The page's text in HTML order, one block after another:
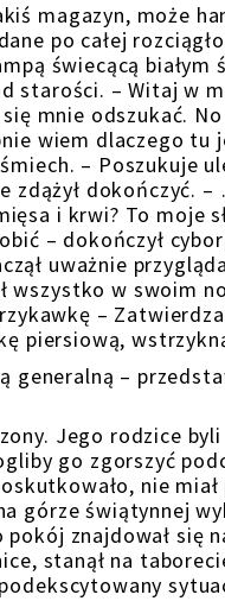
magazyn, może
po całej
świecącą
starości. – Witaj w
mnie odszukać.
wiem dlaczego tu
– Poszukuje
dokończyć.
i krwi? To moje
– dokończył
uważnie
wszystko w swoim
–
piersiową,
generalną –
Jego rodzice
go zgorszyć
nie
górze świątynnej
znajdował się
stanął na